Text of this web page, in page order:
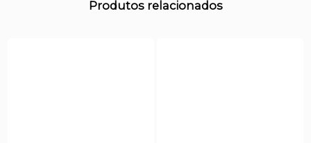
Produtos relacionados